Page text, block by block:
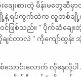
းစားတဲ့ မိန်းမတွေဆီမှာ
ျို့နဲ့ ရပ်ကွက်ထဲက လူတစ်ချို့
စ်သည်။ ” ပိုက်ဆံချေးတဲ့
ျင်တာလဲ ” ကိုကျော်ထွန်း
င်းလောက် လိုနေလို့ပါ … ခ